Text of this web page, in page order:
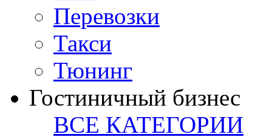
Перевозки
Такси
Тюнинг
Гостиничный бизнес
ВСЕ КАТЕГОРИИ